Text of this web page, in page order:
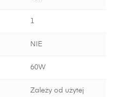
1
NIE
60W
Zależy od użytej